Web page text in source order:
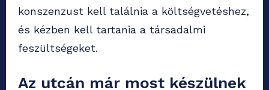
konszenzust kell találnia a költségvetéshez,
és kézben kell tartania a társadalmi
feszültségeket.
Az utcán már most készülnek